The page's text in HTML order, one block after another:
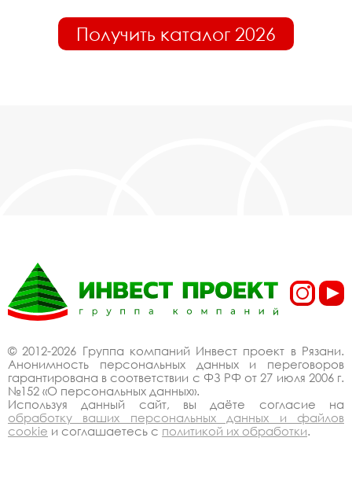
Получить каталог 2026
© 2012-2026 Группа компаний Инвест проект в Рязани.
Анонимность персональных данных и переговоров
гарантирована в соответствии с ФЗ РФ от 27 июля 2006 г.
№152 «О персональных данных».
Используя данный сайт, вы даёте согласие на
обработку ваших персональных данных и файлов
cookie и соглашаетесь с политикой их обработки.